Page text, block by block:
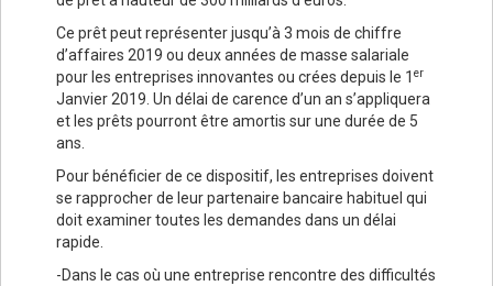
Ce prêt peut représenter jusqu’à 3 mois de chiffre
d’affaires 2019 ou deux années de masse salariale
pour les entreprises innovantes ou crées depuis le 1 er
Janvier 2019. Un délai de carence d’un an s’appliquera
et les prêts pourront être amortis sur une durée de 5
ans.
Pour bénéficier de ce dispositif, les entreprises doivent
se rapprocher de leur partenaire bancaire habituel qui
doit examiner toutes les demandes dans un délai
rapide.
-Dans le cas où une entreprise rencontre des difficultés